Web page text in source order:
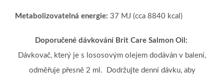
Metabolizovatelná energie: 37 MJ (cca 8840 kcal)
Doporučené dávkování Brit Care Salmon Oil:
Dávkovač, který je s lososovým olejem dodáván v balení,
odměřuje přesně 2 ml. Dodržujte denní dávku, aby